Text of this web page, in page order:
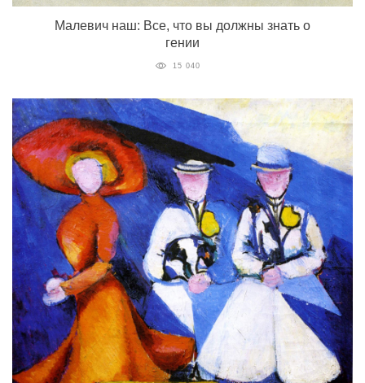
Малевич наш: Все, что вы должны знать о
гении
15 040